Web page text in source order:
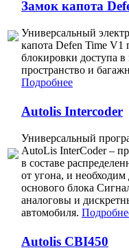
Замок капота
Универсальный
капота Defen Time V1
блокировки доступа в
пространство и
Подробнее
Autolis Intercoder
Универсальный
AutoLis InterCoder –
в составе
от угона, и
основого блока
аналоговы и
автомобиля.
Autolis CBI450